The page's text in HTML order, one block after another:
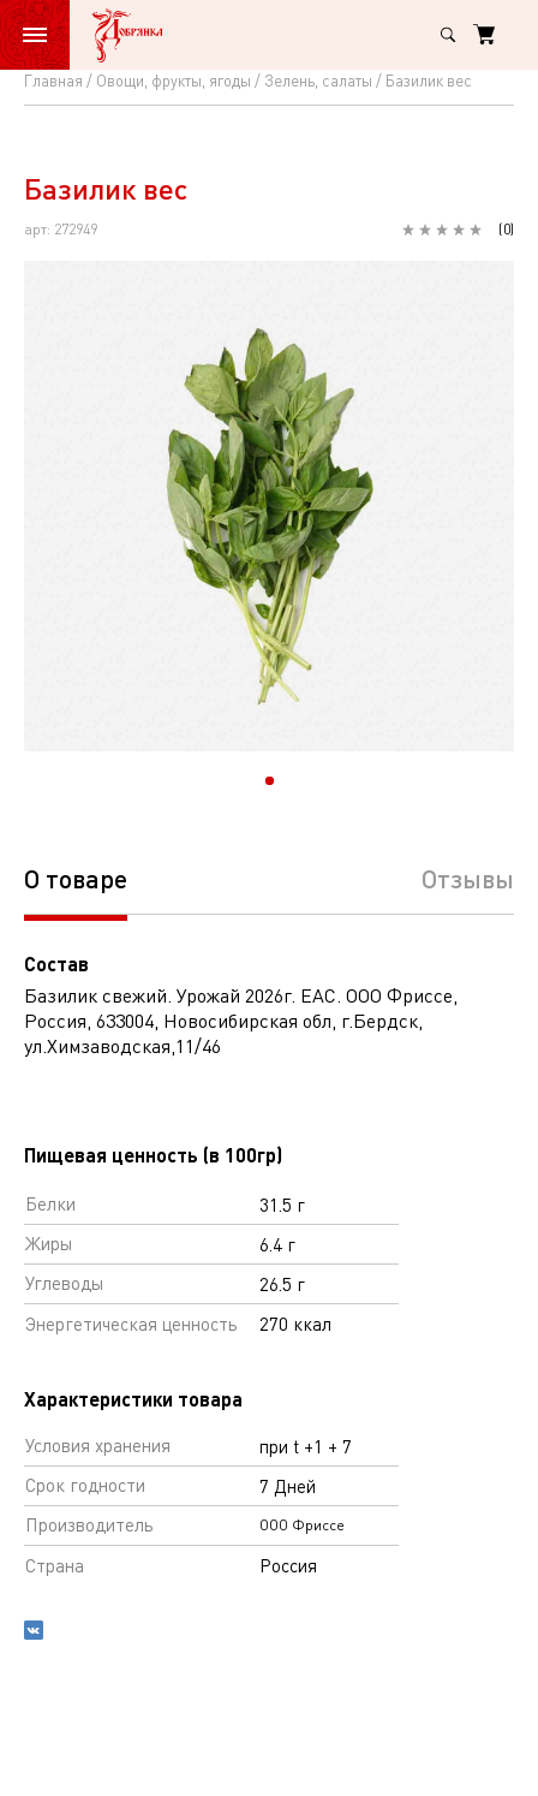
Главная Овощи, фрукты, ягоды Зелень, салаты Базилик вес
Базилик
Базилик вес
арт: 272949 (0)
О товаре Отзывы
Состав
Базилик свежий. Урожай 2026г. ЕАС. ООО Фриссе,
Россия, 633004, Новосибирская обл, г.Бердск,
ул.Химзаводская,11/46
Пищевая ценность (в 100гр)
Белки
31.5 г
Жиры
6.4 г
Углеводы
26.5 г
Энергетическая ценность
270 ккал
Характеристики товара
Условия хранения
при t +1 + 7
Срок годности
7 Дней
Производитель
ООО Фриссе
Страна Россия